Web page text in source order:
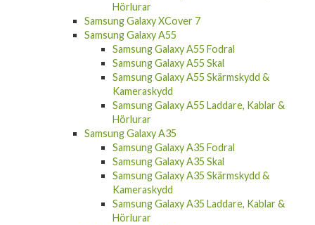
Hörlurar
Samsung Galaxy XCover 7
Samsung Galaxy A55
Samsung Galaxy A55 Fodral
Samsung Galaxy A55 Skal
Samsung Galaxy A55 Skärmskydd &
Kameraskydd
Samsung Galaxy A55 Laddare, Kablar &
Hörlurar
Samsung Galaxy A35
Samsung Galaxy A35 Fodral
Samsung Galaxy A35 Skal
Samsung Galaxy A35 Skärmskydd &
Kameraskydd
Samsung Galaxy A35 Laddare, Kablar &
Hörlurar